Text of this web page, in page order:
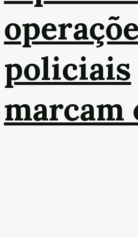
policiais
marcam